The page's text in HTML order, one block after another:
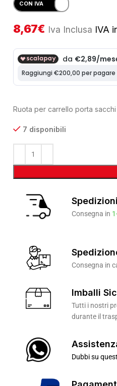
8,67€ Iva Inclusa IVA
Ruota per carrello porta
7 disponibili
Consegna in
Consegna in
Imballi
Tutti i nostri
durante il
Dubbi su